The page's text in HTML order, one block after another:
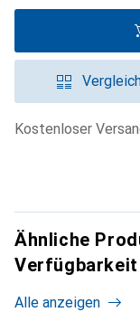
Kostenloser
Ähnliche
Verfügbarkeit
Alle anzeigen